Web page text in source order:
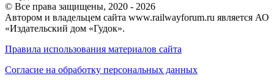
© Все права защищены, 2020 - 2026
Автором и владельцем сайта www.railwayforum.ru является АО
«Издательский дом «Гудок».
Правила использования материалов сайта
Согласие на обработку персональных данных